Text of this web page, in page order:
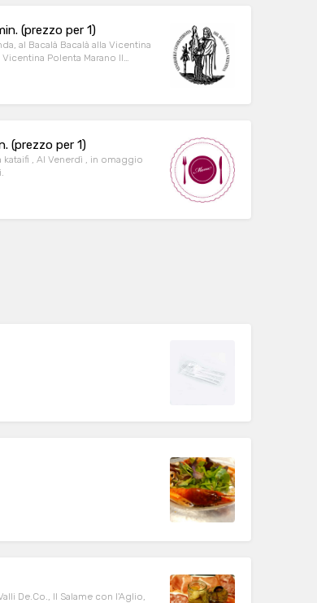
(prezzo per 1)
al Bacalà Bacalà alla Vicentina
Polenta Marano Il
(prezzo per 1)
kataifi , Al Venerdì , in omaggio
De.Co., Il Salame con l'Aglio,